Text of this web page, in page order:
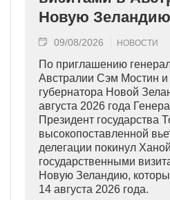
Новую Зеландию
09/08/2026 НОВОСТИ
По приглашению
Австралии Сэм Мостин и
губернатора Новой
августа 2026 года
Президент государства
высокопоставленной
делегации покинул
государственными
Новую Зеландию,
14 августа 2026 года.